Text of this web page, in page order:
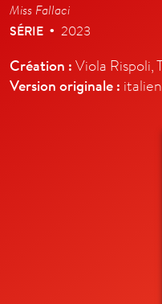
Miss Fallaci
SÉRIE • 2023
Création : Viola Rispoli,
Version originale : italien